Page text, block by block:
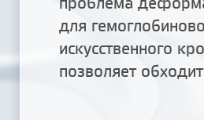
для
искусственного
позволяет